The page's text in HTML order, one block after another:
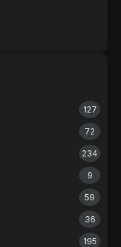
127
72
234
9
59
36
195